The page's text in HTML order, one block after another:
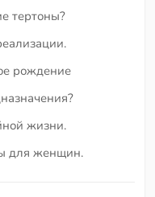
тертоны?
рождение
жизни.
для женщин.